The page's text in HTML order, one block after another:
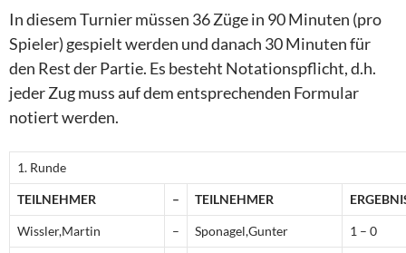
In diesem Turnier müssen 36 Züge in 90 Minuten (pro
Spieler) gespielt werden und danach 30 Minuten für
den Rest der Partie. Es besteht Notationspflicht, d.h.
jeder Zug muss auf dem entsprechenden Formular
notiert werden.
1. Runde
TEILNEHMER – TEILNEHMER
Wissler,Martin – Sponagel,Gunter 1 – 0